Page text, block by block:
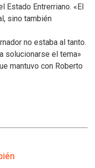
Estado Entrerriano. «El
sino también
no estaba al tanto.
solucionarse el tema»
mantuvo con Roberto